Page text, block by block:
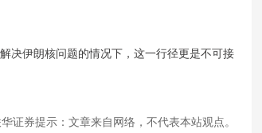
决伊朗核问题的情况下，这一行径更是不可接
证券提示：文章来自网络，不代表本站观点。